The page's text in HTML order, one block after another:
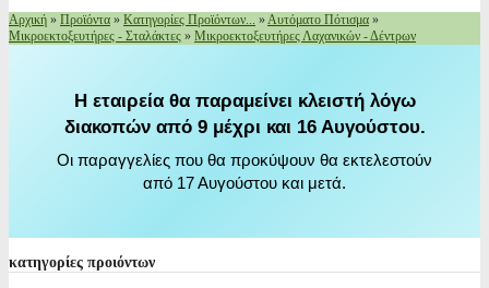
Αρχική » Προϊόντα » Κατηγορίες Προϊόντων... »Αυτόματο Πότισμα »
Μικροεκτοξευτήρες - Σταλάκτες » Μικροεκτοξευτήρες Λαχανικών - Δέντρων
Η εταιρεία θα παραμείνει κλειστή λόγω
διακοπών από 9 μέχρι και 16 Αυγούστου.
Οι παραγγελίες που θα προκύψουν θα εκτελεστούν
από 17 Αυγούστου και μετά.
κατηγορίες προιόντων